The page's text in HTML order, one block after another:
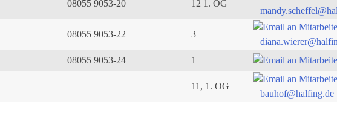
08055 9053-20 12 1. OG
08055 9053-22 3
08055 9053-24 1
11, 1. OG
bauhof@halfing.de